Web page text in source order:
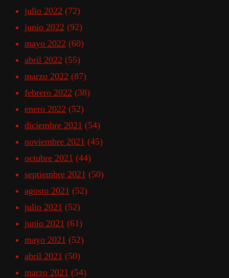
julio 2022 (72)
junio 2022 (92)
mayo 2022 (60)
abril 2022 (55)
marzo 2022 (87)
febrero 2022 (38)
enero 2022 (52)
diciembre 2021 (54)
noviembre 2021 (45)
octubre 2021 (44)
septiembre 2021 (50)
agosto 2021 (52)
julio 2021 (52)
junio 2021 (61)
mayo 2021 (52)
abril 2021 (50)
marzo 2021 (54)